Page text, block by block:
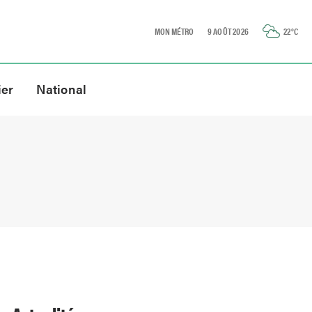
MON MÉTRO 9 AOÛT 2026 22°C
National